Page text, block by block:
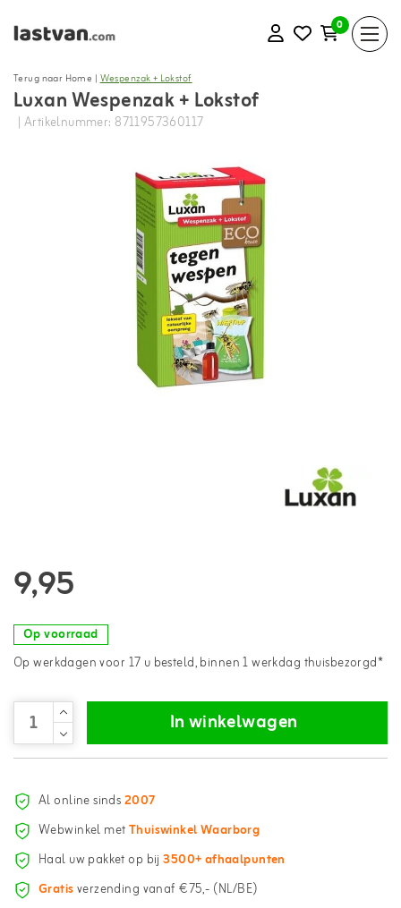
0
Terug naar Home |Wespenzak + Lokstof
Luxan Wespenzak + Lokstof
| Artikelnummer: 8711957360117
9,95
Op voorraad
Op werkdagen voor 17 u besteld, binnen 1 werkdag thuisbezorgd*
In winkelwagen
Al online sinds2007
Webwinkel metThuiswinkel Waarborg
Haal uw pakket op bij3500+ afhaalpunten
Gratisverzending vanaf €75,- (NL/BE)